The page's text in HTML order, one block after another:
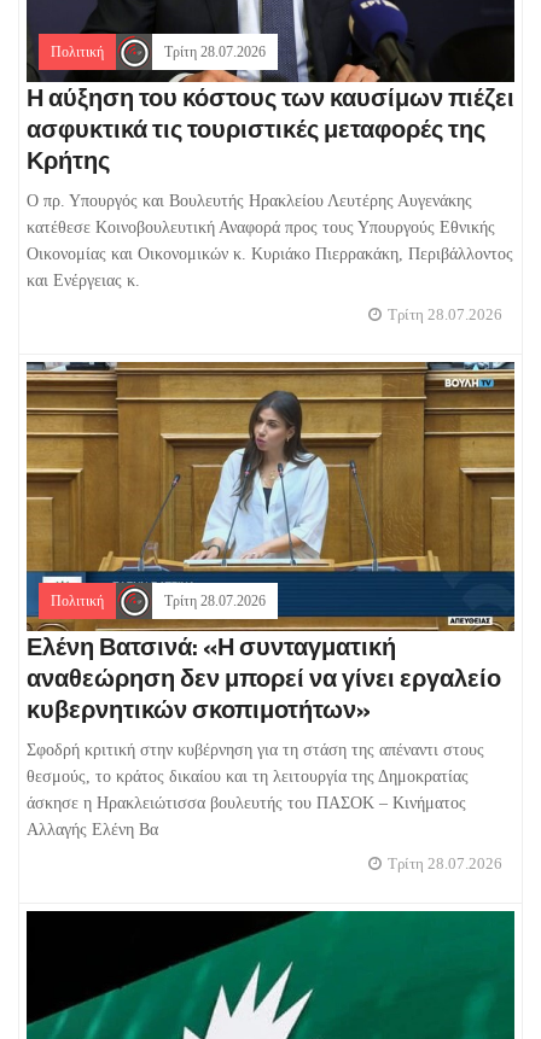
Πολιτική Τρίτη 28.07.2026
Η αύξηση του κόστους των καυσίμων πιέζει
ασφυκτικά τις τουριστικές μεταφορές της
Κρήτης
Ο πρ. Υπουργός και Βουλευτής Ηρακλείου Λευτέρης Αυγενάκης
κατέθεσε Κοινοβουλευτική Αναφορά προς τους Υπουργούς Εθνικής
Οικονομίας και Οικονομικών κ. Κυριάκο Πιερρακάκη, Περιβάλλοντος
και Ενέργειας κ.
Τρίτη 28.07.2026
Πολιτική Τρίτη 28.07.2026
Ελένη Βατσινά: «Η συνταγματική
αναθεώρηση δεν μπορεί να γίνει εργαλείο
κυβερνητικών σκοπιμοτήτων»
Σφοδρή κριτική στην κυβέρνηση για τη στάση της απέναντι στους
θεσμούς, το κράτος δικαίου και τη λειτουργία της Δημοκρατίας
άσκησε η Ηρακλειώτισσα βουλευτής του ΠΑΣΟΚ – Κινήματος
Αλλαγής Ελένη Βα
Τρίτη 28.07.2026